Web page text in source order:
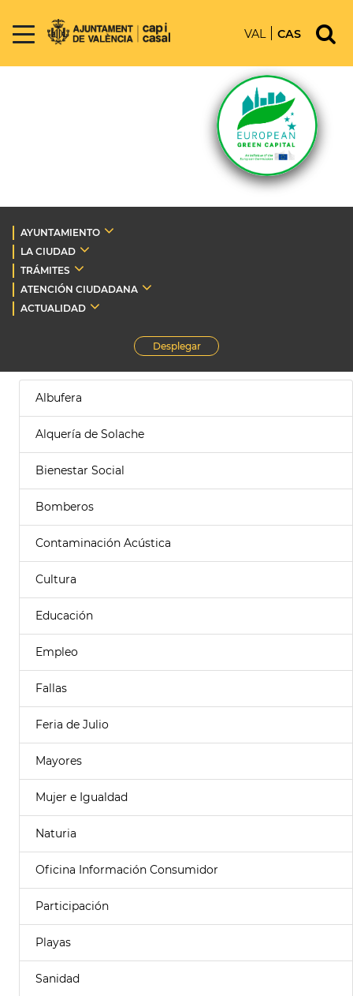
VAL CAS
AYUNTAMIENTO
LA CIUDAD
TRÁMITES
ATENCIÓN CIUDADANA
ACTUALIDAD
Desplegar
Albufera
Alquería de Solache
Bienestar Social
Bomberos
Contaminación Acústica
Cultura
Educación
Empleo
Fallas
Feria de Julio
Mayores
Mujer e Igualdad
Naturia
Oficina Información Consumidor
Participación
Playas
Sanidad